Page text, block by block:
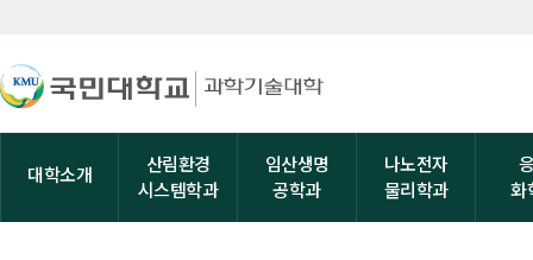
대학소개
산림환경
시스템학과
임산생명
공학과
나노전자
물리학과
화